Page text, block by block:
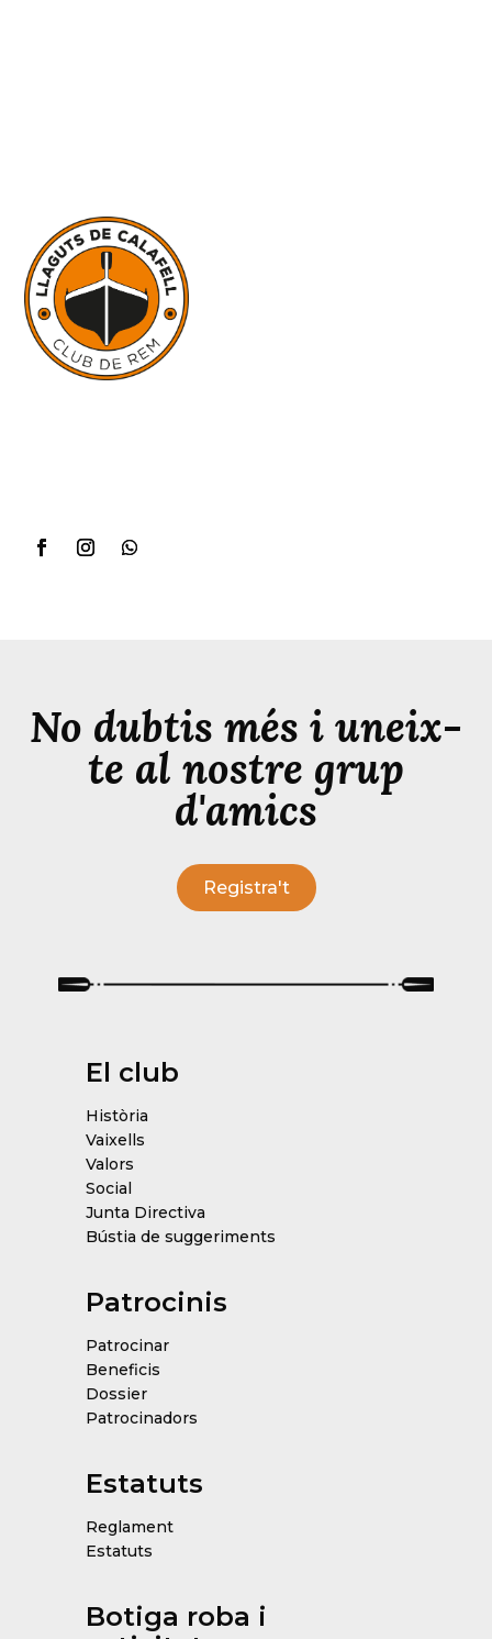
No dubtis més i uneix-
te al nostre grup
d'amics
Registra't
El club
Història
Vaixells
Valors
Social
Junta Directiva
Bústia de suggeriments
Patrocinis
Patrocinar
Beneficis
Dossier
Patrocinadors
Estatuts
Reglament
Estatuts
Botiga roba i